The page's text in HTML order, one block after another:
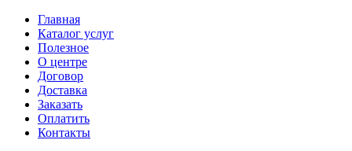
Главная
Каталог услуг
Полезное
О центре
Договор
Доставка
Заказать
Оплатить
Контакты